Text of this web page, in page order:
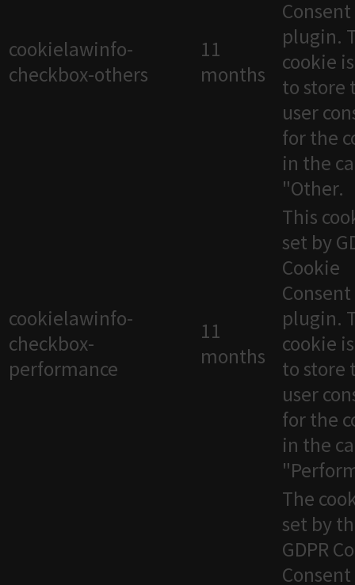
cookielawinfo-
checkbox-others
11
months
Consent
plugin.
cookie
to store
user
for the
in the
"Other.
cookielawinfo-
checkbox-
performance
11
months
This
set by
Cookie
Consent
plugin.
cookie
to store
user
for the
in the
The
set by
GDPR